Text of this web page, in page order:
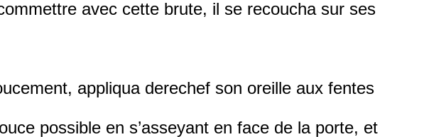
avec cette brute, il se recoucha sur ses
appliqua derechef son oreille aux fentes
possible en s’asseyant en face de la porte, et